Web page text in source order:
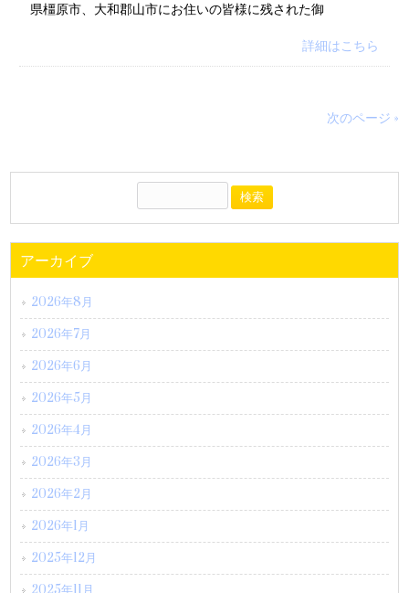
県橿原市、大和郡山市にお住いの皆様に残された御
詳細はこちら
次のページ »
アーカイブ
2026年8月
2026年7月
2026年6月
2026年5月
2026年4月
2026年3月
2026年2月
2026年1月
2025年12月